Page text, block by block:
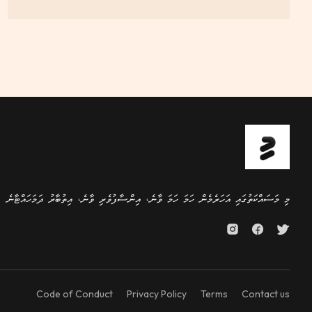
މި މަސައްކަތުގައި އަހަރެމެން ހަމަ ހަމަ ވާނެ، އިންސާފުވެރި ވާނެ، އިތުބާރު ދަމަހައްޓާނެ
Code of Conduct Privacy Policy Terms Contact us